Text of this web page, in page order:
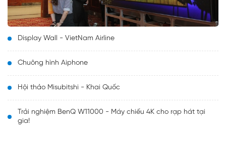
Display Wall - VietNam Airline
Chuông hình Aiphone
Hội thảo Misubitshi - Khai Quốc
Trải nghiệm BenQ W11000 - Máy chiếu 4K cho rạp hát tại
gia!